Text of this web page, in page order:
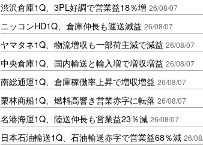
渋沢倉庫1Q、3PL好調で営業益18％増 26/08/07
ニッコンHD1Q、倉庫伸長も運送減益 26/08/07
ヤマタネ1Q、物流増収も一部荷主減で減益 26/08/07
中央倉庫1Q、国内輸送と輸入増で増収増益 26/08/07
南総通運1Q、倉庫稼働率上昇で増収増益 26/08/07
栗林商船1Q、燃料高響き営業赤字に転落 26/08/07
名港海運1Q、陸送伸長も営業益23％減 26/08/07
日本石油輸送1Q、石油輸送赤字で営業益68％減 26/